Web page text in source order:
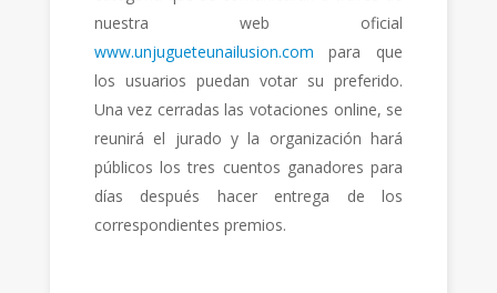
nuestra web oficial
www.unjugueteunailusion.com para que
los usuarios puedan votar su preferido.
Una vez cerradas las votaciones online, se
reunirá el jurado y la organización hará
públicos los tres cuentos ganadores para
días después hacer entrega de los
correspondientes premios.